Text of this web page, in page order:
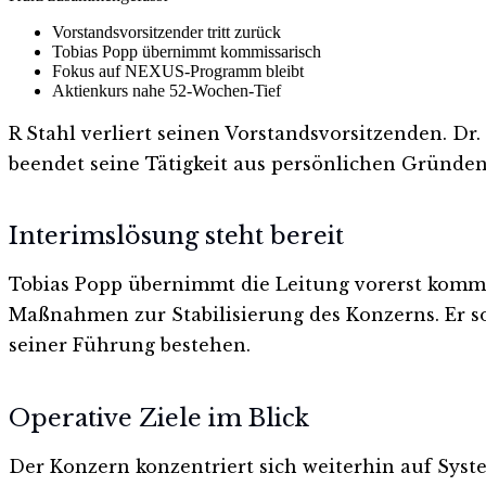
Vorstandsvorsitzender tritt zurück
Tobias Popp übernimmt kommissarisch
Fokus auf NEXUS-Programm bleibt
Aktienkurs nahe 52-Wochen-Tief
R Stahl verliert seinen Vorstandsvorsitzenden.
beendet seine Tätigkeit aus persönlichen
Interimslösung steht bereit
Tobias Popp übernimmt die Leitung vorerst
Maßnahmen zur Stabilisierung des Konzerns. Er
seiner Führung bestehen.
Operative Ziele im Blick
Der Konzern konzentriert sich weiterhin auf